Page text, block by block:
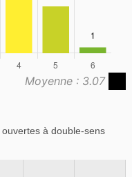
Moyenne : 3.07
à double-sens